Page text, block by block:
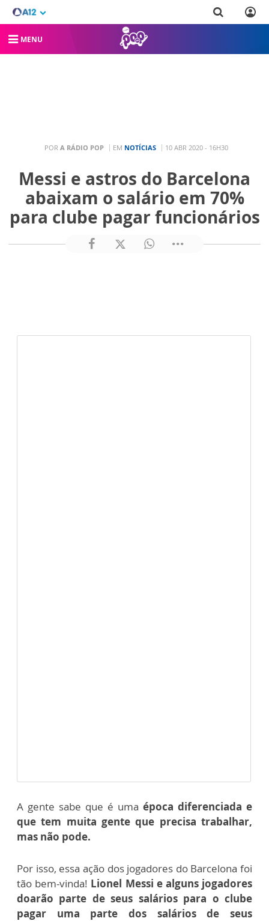
MENU
POR A RÁDIO POP EM NOTÍCIAS 10 ABR 2020 - 16H30
Messi e astros do Barcelona
abaixam o salário em 70%
para clube pagar funcionários
A gente sabe que é uma época diferenciada e
que tem muita gente que precisa trabalhar,
mas não pode.
Por isso, essa ação dos jogadores do Barcelona foi
tão bem-vinda! Lionel Messi e alguns jogadores
doarão parte de seus salários para o clube
pagar uma parte dos salários de seus